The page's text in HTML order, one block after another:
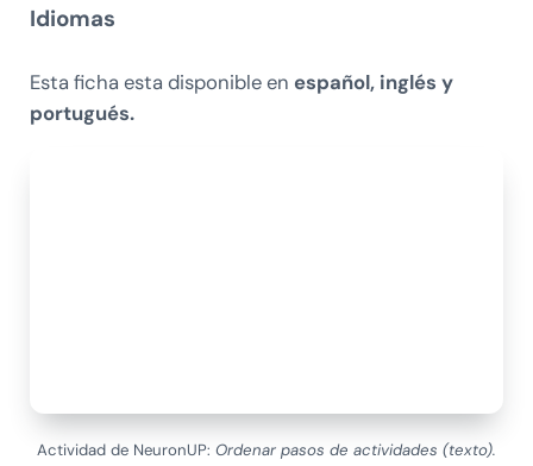
Idiomas
Esta ficha esta disponible en español, inglés y
portugués.
Actividad de NeuronUP: Ordenar pasos de actividades (texto).